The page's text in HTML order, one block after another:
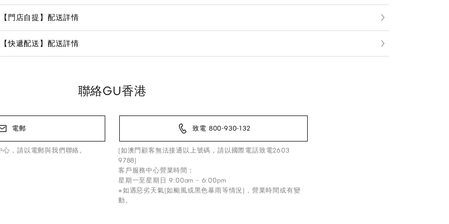
【門店自提】配送詳情
【快遞配送】配送詳情
聯絡GU香港
電郵
，請以電郵與我們聯絡。
致電 800-930-132
(如澳門顧客無法接通以上號碼，請以國際電話致電2603
9788)
客戶服務中心營業時間：
星期一至星期日 9:00am – 6:00pm
※如遇惡劣天氣(如颱風或黑色暴雨等情況)，營業時間或有變
動。